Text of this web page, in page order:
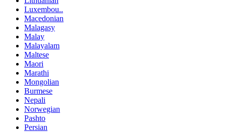
Luxembou..
Macedonian
Malagasy
Malay
Malayalam
Maltese
Maori
Marathi
Mongolian
Burmese
Nepali
Norwegian
Pashto
Persian